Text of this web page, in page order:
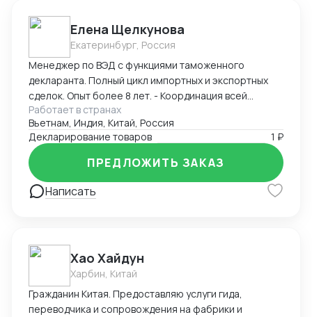
Елена Щелкунова
Екатеринбург, Россия
Менеджер по ВЭД с функциями таможенного
декларанта. Полный цикл импортных и экспортных
сделок. Опыт более 8 лет. - Координация всей
цепочки поставок. Взаимодействие с: -
Поставщиками, - Транспортными компаниями и -
органами по Сертификации. - Определение кода ТН
ВЭД, расчет пошлины и таможенных платежей,
расчет себестоимости поставки товара. -
Прохождение таможенного контроля.
Самостоятельная подача Деклараций.
Работает в странах
Вьетнам, Индия, Китай, Россия
Декларирование товаров
1 ₽
Написать
ПРЕДЛОЖИТЬ ЗАКАЗ
Хао Хайдун
Харбин, Китай
Гражданин Китая. Предоставляю услуги гида,
переводчика и сопровождения на фабрики и